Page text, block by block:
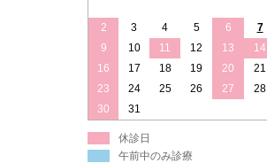
2
3 4 5 6 7
9
10 11 12 13 14
16
17 18 19 20 21
23
24 25 26 27 28
30
31
休診日
午前中のみ診療